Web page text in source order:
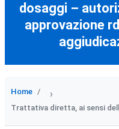
dosaggi –
approvazione
Home ›
Trattativa diretta, ai sensi